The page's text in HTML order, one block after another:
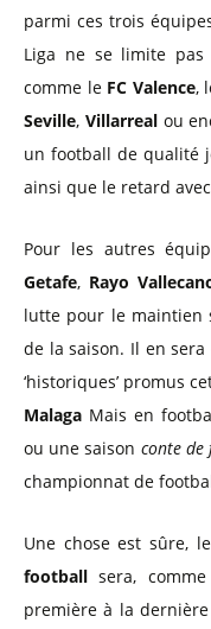
parmi ces trois
Liga ne se limite
comme le FC Valence,
Seville, Villarrealou
un football de qualité
ainsi que le retard
Pour les autres
Getafe, Rayo
lutte pour le maintien
de la saison. Il en
‘historiques’ promus
Malaga Mais en
ou une saison conte de
championnat de
Une chose est sûre, le
football sera,
première à la